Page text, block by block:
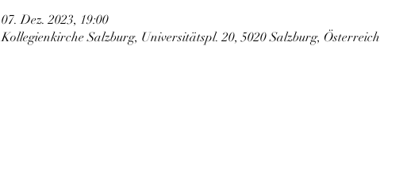
07. Dez. 2023, 19:00
Kollegienkirche Salzburg, Universitätspl. 20, 5020 Salzburg, Österreich